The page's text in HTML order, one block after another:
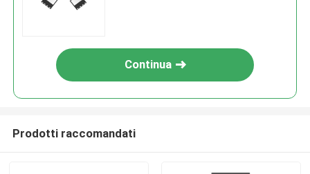
Continua
Prodotti raccomandati